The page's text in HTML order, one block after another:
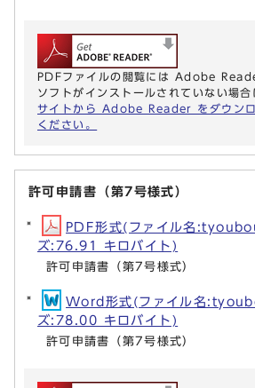
PDFファイルの閲覧には Adobe
ソフトがインストールされていない場合
サイトから Adobe Reader をダウンロ
ください。
許可申請書（第7号様式）
PDF形式(ファイル名
ズ:76.91 キロバイト)
許可申請書（第7号様式）
Word形式(ファイル名
ズ:78.00 キロバイト)
許可申請書（第7号様式）